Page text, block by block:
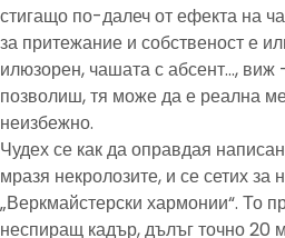
стигащо по-далеч от ефекта на
за притежание и собственост е
илюзорен, чашата с абсент…,
позволиш, тя може да е реална
неизбежно.
Чудех се как да оправдая
мразя некролозите, и се сетих за
„Веркмайстерски хармонии“. То
неспиращ кадър, дълъг точно 20